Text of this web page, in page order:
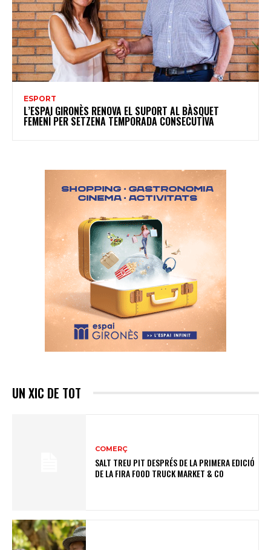
ESPORT
L’ESPAI GIRONÈS RENOVA EL SUPORT AL BÀSQUET
FEMENÍ PER SETZENA TEMPORADA CONSECUTIVA
UN XIC DE TOT
COMERÇ
SALT TREU PIT DESPRÉS DE LA PRIMERA EDICIÓ
DE LA FIRA FOOD TRUCK MARKET & CO